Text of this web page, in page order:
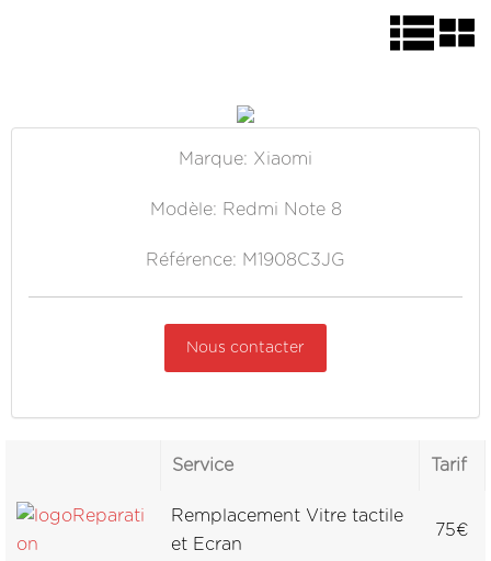
Marque: Xiaomi
Modèle: Redmi Note 8
Référence: M1908C3JG
Nous contacter
Service Tarif
Remplacement Vitre tactile
et Ecran
75€